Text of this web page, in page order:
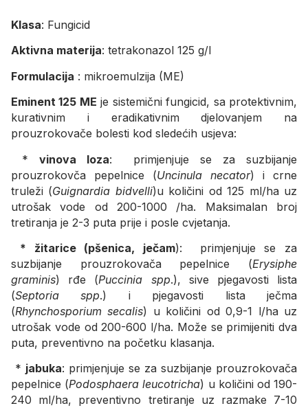
Klasa: Fungicid
Aktivna materija: tetrakonazol 125 g/l
Formulacija : mikroemulzija (ME)
Eminent 125 ME je sistemični fungicid, sa protektivnim,
kurativnim i eradikativnim djelovanjem na
prouzrokovače bolesti kod sledećih usjeva:
* vinova loza: primjenjuje se za suzbijanje
prouzrokovča pepelnice (Uncinula necator) i crne
truleži (Guignardia bidvelli)u količini od 125 ml/ha uz
utrošak vode od 200-1000 /ha. Maksimalan broj
tretiranja je 2-3 puta prije i posle cvjetanja.
* žitarice (pšenica, ječam): primjenjuje se za
suzbijanje prouzrokovača pepelnice (Erysiphe
graminis) rđe (Puccinia spp.), sive pjegavosti lista
(Septoria spp.) i pjegavosti lista ječma
(Rhynchosporium secalis) u količini od 0,9-1 l/ha uz
utrošak vode od 200-600 l/ha. Može se primijeniti dva
puta, preventivno na početku klasanja.
* jabuka: primjenjuje se za suzbijanje prouzrokovača
pepelnice (Podosphaera leucotricha) u količini od 190-
240 ml/ha, preventivno tretiranje uz razmake 7-10